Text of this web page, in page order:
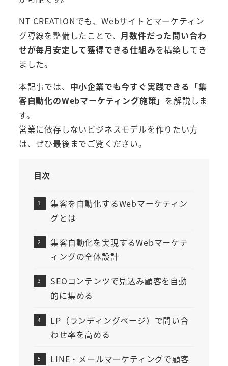
NT CREATIONでも、Webサイトとマーケティン
グ導線を整備したことで、 月数件だった問い合わ
せが毎月安定して獲得できる仕組みを構築してき
ました。
本記事では、 中小企業でも今すぐ実践できる「集
客自動化のWebマーケティング施策」 を解説しま
す。
営業に依存しないビジネスモデルを作りたい方
は、ぜひ最後までご覧ください。
目次
集客を自動化するWebマーケティン
グとは
集客自動化を実現するWebマーケテ
ィングの全体設計
SEOコンテンツで見込み顧客を自動
的に集める
LP（ランディングページ）で問い合
わせ率を高める
LINE・メールマーケティングで顧客